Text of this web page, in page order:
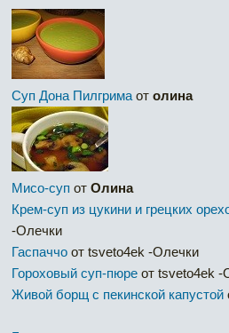
Суп Дона Пилгрима от олина
Мисо-суп от Олина
Крем-суп из цукини и грецких
-Олечки
Гаспаччо от tsveto4ek -Олечки
Гороховый суп-пюре от tsveto4ek -
Живой борщ с пекинской капустой